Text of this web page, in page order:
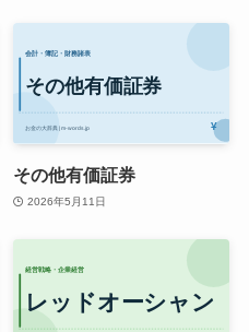
その他有価証券
2026年5月11日